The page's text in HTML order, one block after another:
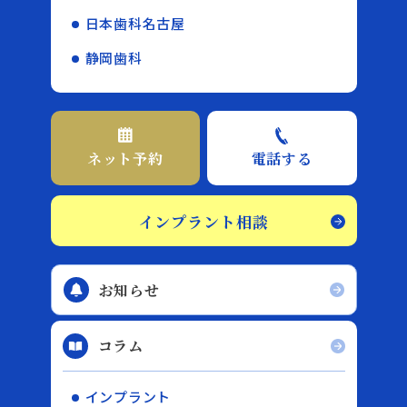
日本歯科名古屋
静岡歯科
ネット予約 電話する
インプラント相談
お知らせ
コラム
インプラント